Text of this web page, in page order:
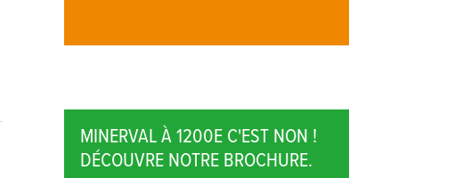
MINERVAL À 1200E C'EST NON !
DÉCOUVRE NOTRE BROCHURE.